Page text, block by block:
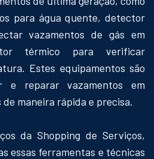
para água quente, detector
vazamentos de gás em
térmico para verificar
Estes equipamentos são
e reparar vazamentos em
maneira rápida e precisa.
da Shopping de Serviços,
essas ferramentas e técnicas